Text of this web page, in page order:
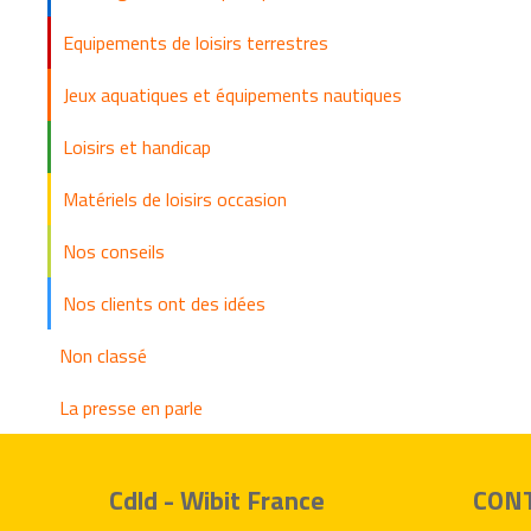
Equipements de loisirs terrestres
Jeux aquatiques et équipements nautiques
Loisirs et handicap
Matériels de loisirs occasion
Nos conseils
Nos clients ont des idées
Non classé
La presse en parle
Cdld - Wibit France